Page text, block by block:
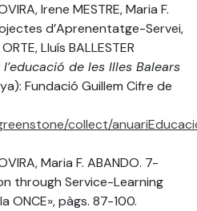
Irene MESTRE, Maria F.
d’Aprenentatge-Servei,
Lluís BALLESTER
de les Illes Balears
Fundació Guillem Cifre de
collect/
Maria F. ABANDO. 7-
through Service-Learning
ONCE», pàgs. 87-100.